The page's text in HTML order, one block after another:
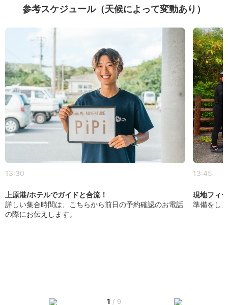
参考スケジュール（天候によって変動あり）
13:30
上原港/ホテルでガイドと合流！
詳しい集合時間は、こちらから前日の予約確認のお電話
の際にお伝えします。
13:45
現地フィ
準備をし
1 / 9